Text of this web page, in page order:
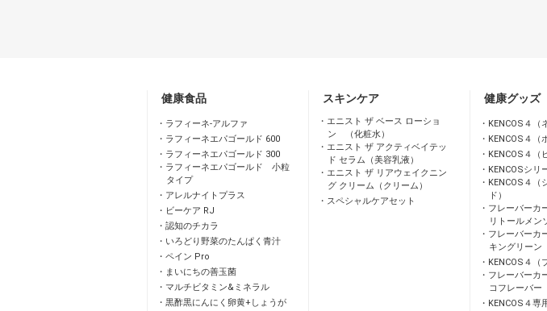
健康食品
ラフィーネ-アルファ
ラフィーネエパゴールド 600
ラフィーネエパゴールド 300
ラフィーネエパゴールド 小粒
タイプ
アレルナイトプラス
ビーケア RJ
認知のチカラ
いろどり野菜のたんぱく青汁
ペイン Pro
まいにちの善玉菌
マルチビタミン&ミネラル
黒酢黒にんにく卵黄+しょうが
スキンケア
エニスト ザ ベース ローショ
ン （化粧水）
エニスト ザ アクティベイテッ
ド セラム（美容乳液）
エニスト ザ リアウェイクニン
グ クリーム（クリーム）
スペシャルケアセット
健康グッズ
KENCOS４（
KENCOS４（
KENCOS４（
KENCOSシリ
KENCOS４（
ド）
フレーバー
リトールメン
フレーバー
キングリーン
KENCOS４（
フレーバー
コフレーバー
KENCOS４